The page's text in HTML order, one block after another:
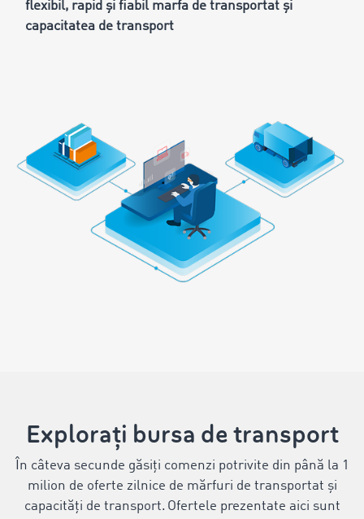
flexibil, rapid și fiabil marfa de transportat și
capacitatea de transport
Explorați bursa de transport
În câteva secunde găsiți comenzi potrivite din până la 1
milion de oferte zilnice de mărfuri de transportat și
capacități de transport. Ofertele prezentate aici sunt